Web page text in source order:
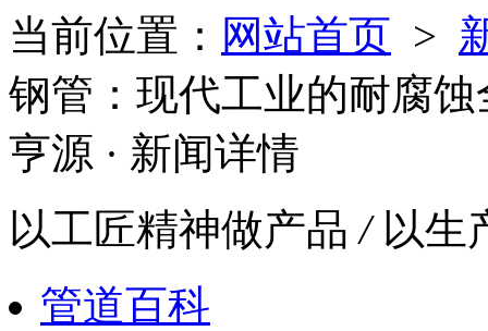
当前位置： 网站首页 >
钢管：现代工业的耐腐
亨源 · 新闻详情
以工匠精神做产品/以生
管道百科